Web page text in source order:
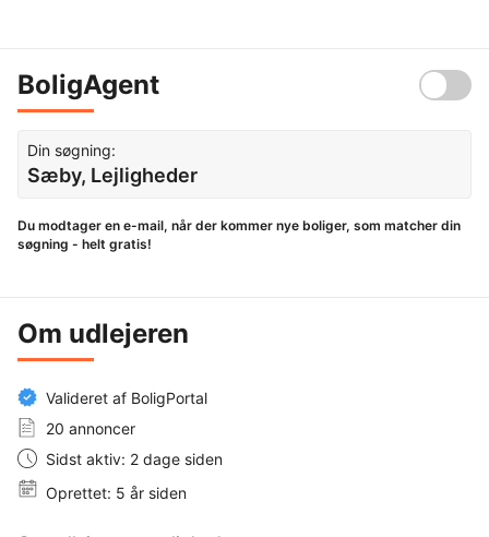
BoligAgent
Din søgning:
Sæby, Lejligheder
Du modtager en e-mail, når der kommer nye boliger, som matcher din
søgning - helt gratis!
Om udlejeren
Valideret af BoligPortal
20 annoncer
Sidst aktiv: 2 dage siden
Oprettet: 5 år siden